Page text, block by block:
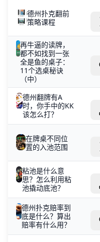
德州扑克翻前
策略课程
再牛逼的读牌，
都不如找到一张
全是鱼的桌子：
11个选桌秘诀
（中）
德州翻牌有A
时，你手中的KK
该怎么打？
在牌桌不同位
置的入池范围
粘池是什么意
思？怎么利用粘
池撬动底池？
德州扑克赔率到
底是什么？算出
赔率有什么用？